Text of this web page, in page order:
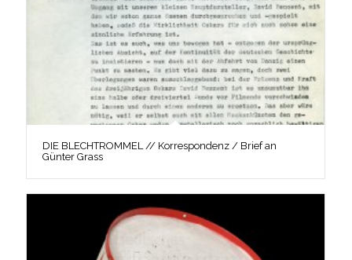
DIE BLECHTROMMEL // Korrespondenz / Brief an
Günter Grass